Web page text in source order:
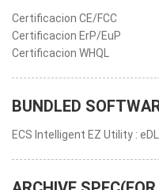
Certificacion CE/FCC
Certificacion ErP/EuP
Certificacion WHQL
BUNDLED
ECS Intelligent EZ Utility :